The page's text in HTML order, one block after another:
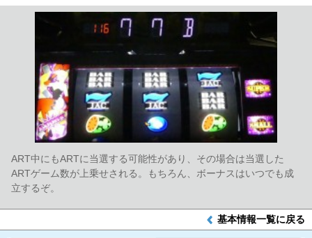
ART中にもARTに当選する可能性があり、その場合は当選した
ARTゲーム数が上乗せされる。もちろん、ボーナスはいつでも成
立するぞ。
基本情報一覧に戻る